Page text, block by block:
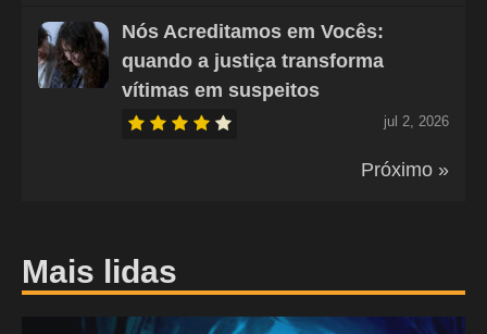
Nós Acreditamos em Vocês:
quando a justiça transforma
vítimas em suspeitos
jul 2, 2026
Próximo »
Mais lidas